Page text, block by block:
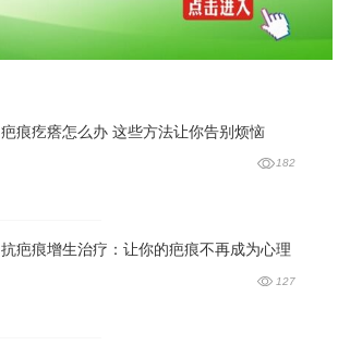
疤痕疙瘩怎么办 这些方法让你告别烦恼
182
抗疤痕增生治疗：让你的疤痕不再成为心理
127